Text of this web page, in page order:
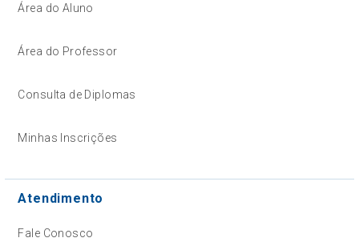
Área do Aluno
Área do Professor
Consulta de Diplomas
Minhas Inscrições
Atendimento
Fale Conosco